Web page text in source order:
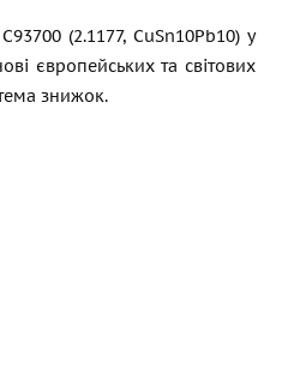
(2.1177, CuSn10Pb10) у
європейських та світових
знижок.